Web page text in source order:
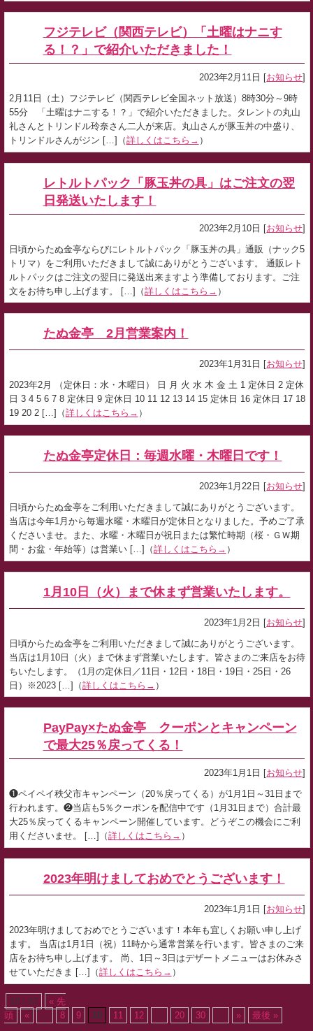
フジテレビ（関西テレビ）「土曜はナニす
る！？」で紹介いただきました！
2023年2月11日 [お知らせ]
2月11日（土）フジテレビ（関西テレビ全国ネット放送）8時30分～9時
55分 「土曜はナニする！？」で紹介いただきました。タレントの丸山
礼さんとトリンドル玲奈さん二人が来店。丸山さんが豚玉丼の中盛り、
トリンドルさんがジン […]（詳しくはこちら→ ）
レトルトパック「豚玉丼の具」はご注文の翌
日発送いたします！
2023年2月10日 [お知らせ]
日頃からたぬ金亭ならびにレトルトパック「豚玉丼の具」通販（ナック5
トリマ）をご利用いただきまして誠にありがとうございます。 通販レト
ルトパックはご注文の翌日に発送出来ますよう準備しております。ご注
文をお待ち申し上げます。 […]（詳しくはこちら→ ）
たぬ金亭 2月営業案内！
2023年1月31日 [お知らせ]
2023年2月 （定休日：水・木曜日） 日 月 火 水 木 金 土 1 定休日 2 定休
日 3 4 5 6 7 8 定休日 9 定休日 10 11 12 13 14 15 定休日 16 定休日 17 18
19 20 2 […]（詳しくはこちら→ ）
たぬ金亭定休日：毎週水曜・木曜日です！
2023年1月22日 [お知らせ]
日頃からたぬ金亭をご利用いただきまして誠にありがとうございます。
当店は今年1月から毎週水曜・木曜日が定休日となりました。予めご了承
くださいませ。また、水曜・木曜日が祝日または繁忙時期（桜・ＧＷ期
間・お盆・年始等）は営業い […]（詳しくはこちら→ ）
1月10日（火）まで休まず営業いたします。
2023年1月2日 [お知らせ]
日頃からたぬ金亭をご利用いただきまして誠にありがとうございます。
当店は1月10日（火）まで休まず営業いたします。皆さまのご来店をお待
ちいたします。（1月の定休日／11日・12日・18日・19日・25日・26
日）※2023 […]（詳しくはこちら→ ）
PayPay×たぬ金亭 クーポンとキャンペーン
で最大25％戻ってくる！
2023年1月1日 [お知らせ]
❶ペイペイ秩父市キャンペーン（20％戻ってくる）が1月1日～31日まで
行われます。❷当店も5％クーポンを配信中です（1月31日まで）合計最
大25％戻ってくるキャンペーン開催しています。どうぞこの機会にご利
用くださいませ。 […]（詳しくはこちら→ ）
2023年明けましておめでとうございます！
2023年1月1日 [お知らせ]
2023年明けましておめでとうございます！本年も宜しくお願い申し上げ
ます。 当店は1月1日（祝）11時から通常営業を行います。皆さまのご来
店をお待ち申し上げます。 尚、1日～3日はデザートメニューはお休みさ
せていただきま […]（詳しくはこちら→ ）
10 / 37
« 先
頭
« 8 9 10 11 12 20 30 » 最後 »